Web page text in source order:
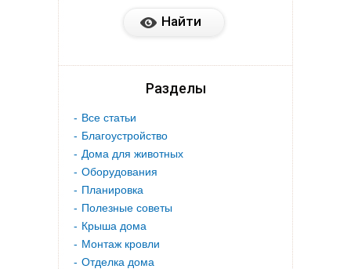
Разделы
Все статьи
Благоустройство
Дома для животных
Оборудования
Планировка
Полезные советы
Крыша дома
Монтаж кровли
Отделка дома